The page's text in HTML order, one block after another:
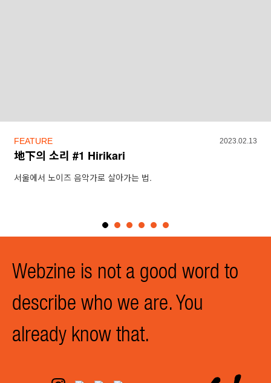
FEATURE 2023.02.13
地下의 소리 #1 Hirikari
서울에서 노이즈 음악가로 살아가는 법.
Webzine is not a good word to
describe who we are. You
already know that.